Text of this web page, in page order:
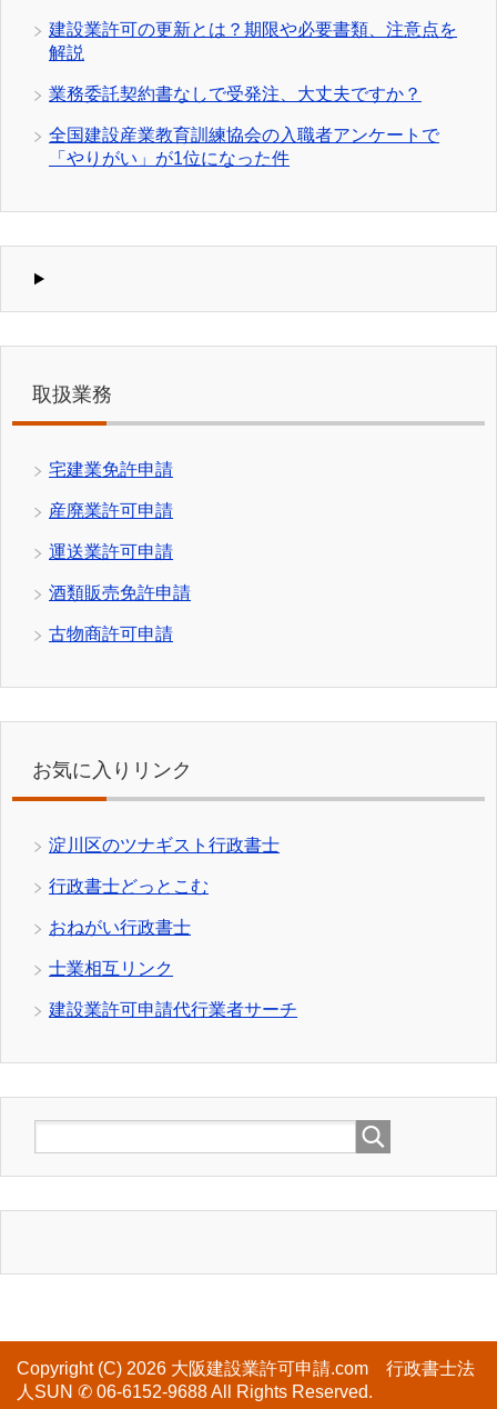
建設業許可の更新とは？期限や必要書類、注意点を
解説
業務委託契約書なしで受発注、大丈夫ですか？
全国建設産業教育訓練協会の入職者アンケートで
「やりがい」が1位になった件
取扱業務
宅建業免許申請
産廃業許可申請
運送業許可申請
酒類販売免許申請
古物商許可申請
お気に入りリンク
淀川区のツナギスト行政書士
行政書士どっとこむ
おねがい行政書士
士業相互リンク
建設業許可申請代行業者サーチ
Copyright (C) 2026 大阪建設業許可申請.com 行政書士法
人SUN ✆ 06-6152-9688All Rights Reserved.